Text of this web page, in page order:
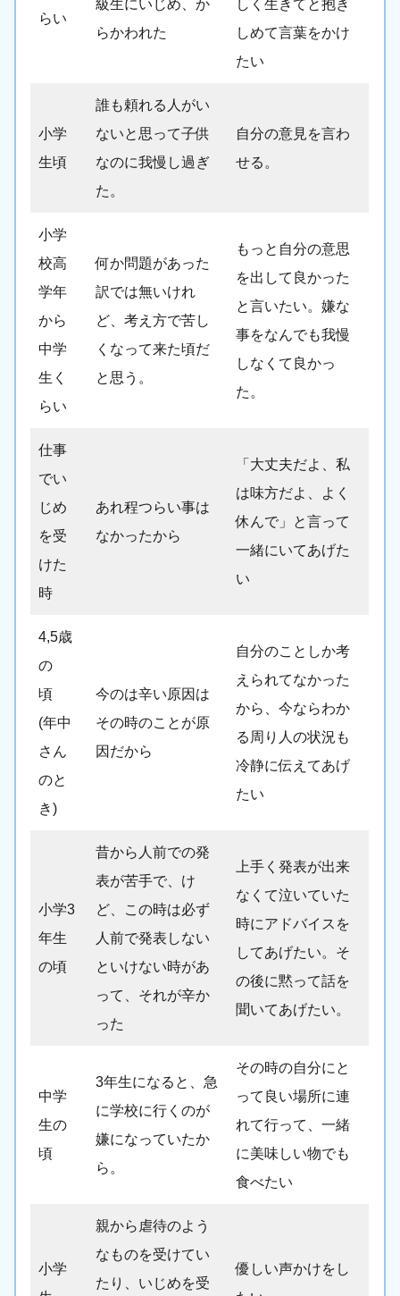
らい
級生にいじめ、か
らかわれた
しく生きてと抱き
しめて言葉をかけ
たい
小学
生頃
誰も頼れる人がい
ないと思って子供
なのに我慢し過ぎ
た。
自分の意見を言わ
せる。
小学
校高
学年
から
中学
生く
らい
何か問題があった
訳では無いけれ
ど、考え方で苦し
くなって来た頃だ
と思う。
もっと自分の意思
を出して良かった
と言いたい。嫌な
事をなんでも我慢
しなくて良かっ
た。
仕事
でい
じめ
を受
けた
時
あれ程つらい事は
なかったから
「大丈夫だよ、私
は味方だよ、よく
休んで」と言って
一緒にいてあげた
い
4,5歳
の
頃
(年中
さん
のと
き)
今のは辛い原因は
その時のことが原
因だから
自分のことしか考
えられてなかった
から、今ならわか
る周り人の状況も
冷静に伝えてあげ
たい
小学3
年生
の頃
昔から人前での発
表が苦手で、け
ど、この時は必ず
人前で発表しない
といけない時があ
って、それが辛か
った
上手く発表が出来
なくて泣いていた
時にアドバイスを
してあげたい。そ
の後に黙って話を
聞いてあげたい。
中学
生の
頃
3年生になると、急
に学校に行くのが
嫌になっていたか
ら。
その時の自分にと
って良い場所に連
れて行って、一緒
に美味しい物でも
食べたい
小学
親から虐待のよう
なものを受けてい
たり、いじめを受
優しい声かけをし